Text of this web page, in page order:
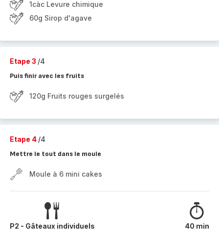
1càc Levure chimique
60g Sirop d'agave
Etape 3 /4
Puis finir avec les fruits
120g Fruits rouges surgelés
Etape 4 /4
Mettre le tout dans le moule
Moule à 6 mini cakes
P2 - Gâteaux individuels 40 min